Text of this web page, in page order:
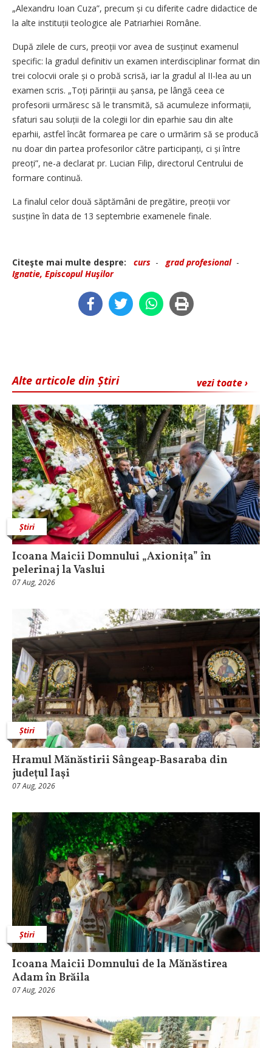
„Alexandru Ioan Cuza”, precum și cu diferite cadre didactice de
la alte instituții teologice ale Patriarhiei Române.
După zilele de curs, preoții vor avea de susținut examenul
specific: la gradul definitiv un examen interdisciplinar format din
trei colocvii orale și o probă scrisă, iar la gradul al II-lea au un
examen scris. „Toți părinții au șansa, pe lângă ceea ce
profesorii urmăresc să le transmită, să acumuleze informații,
sfaturi sau soluții de la colegii lor din eparhie sau din alte
eparhii, astfel încât formarea pe care o urmărim să se producă
nu doar din partea profesorilor către partici­panți, ci și între
preoți”, ne-a declarat pr. Lucian Filip, directorul Centrului de
formare continuă.
La finalul celor două săptămâni de pregătire, preoții vor
susține în data de 13 septembrie examenele finale.
Citeşte mai multe despre: curs -grad profesional-
Ignatie, Episcopul Huşilor
vezi toate ›
Alte articole din Știri
Știri
Icoana Maicii Domnului „Axionița” în
pelerinaj la Vaslui
07 Aug, 2026
Știri
Hramul Mănăstirii Sângeap‑Basaraba din
judeţul Iaşi
07 Aug, 2026
Știri
Icoana Maicii Domnului de la Mănăstirea
Adam în Brăila
07 Aug, 2026